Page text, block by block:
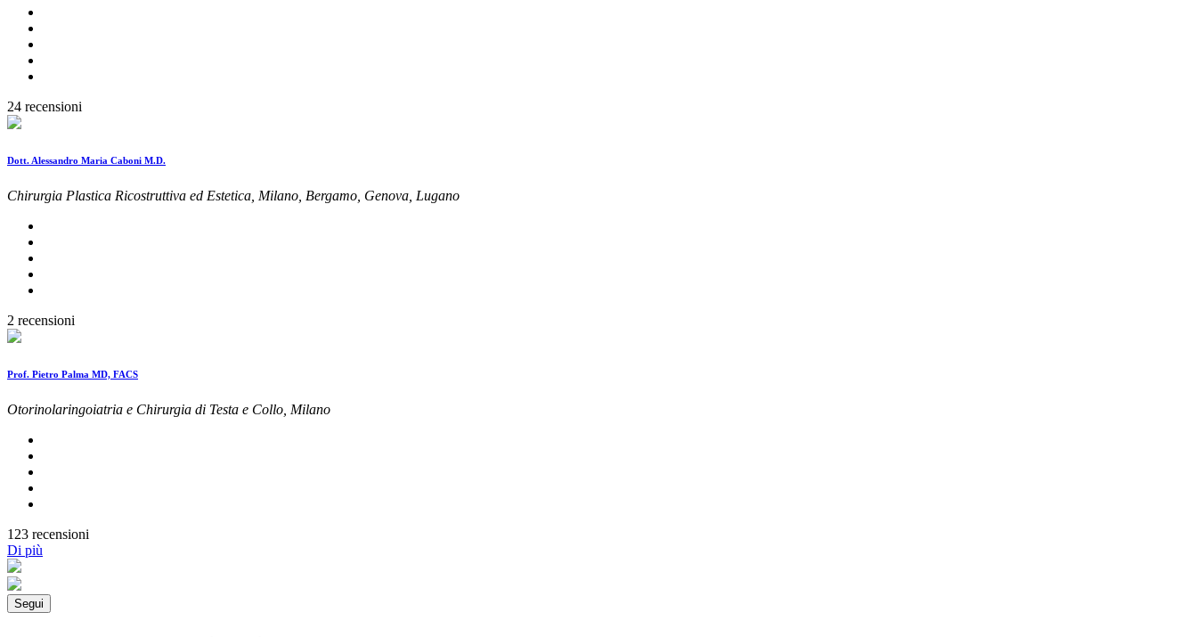
24 recensioni
Dott. Alessandro Maria Caboni M.D.
Chirurgia Plastica Ricostruttiva ed Estetica, Milano, Bergamo, Genova, Lugano
2 recensioni
Prof. Pietro Palma MD, FACS
Otorinolaringoiatria e Chirurgia di Testa e Collo, Milano
123 recensioni
Di più
Segui